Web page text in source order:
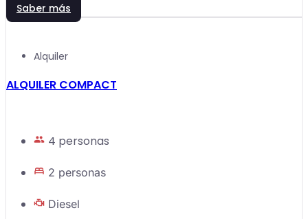
Saber más
Alquiler
ALQUILER COMPACT
4 personas
2 personas
Diesel